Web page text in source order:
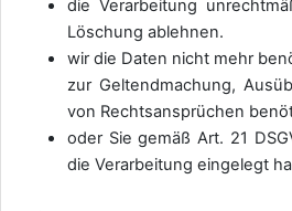
die Verarbeitung
Löschung ablehnen.
wir die Daten nicht mehr
zur Geltendmachung,
von Rechtsansprüchen
oder Sie gemäß Art. 21
die Verarbeitung eingelegt